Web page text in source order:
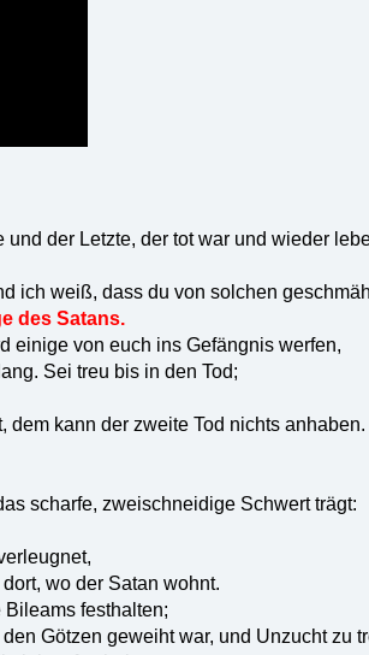
der Letzte, der tot war und wieder
ich weiß, dass du von solchen
des Satans.
einige von euch ins Gefängnis werfen,
Sei treu bis in den Tod;
dem kann der zweite Tod nichts anhaben.
scharfe, zweischneidige Schwert trägt:
wo der Satan wohnt.
festhalten;
Götzen geweiht war, und Unzucht zu